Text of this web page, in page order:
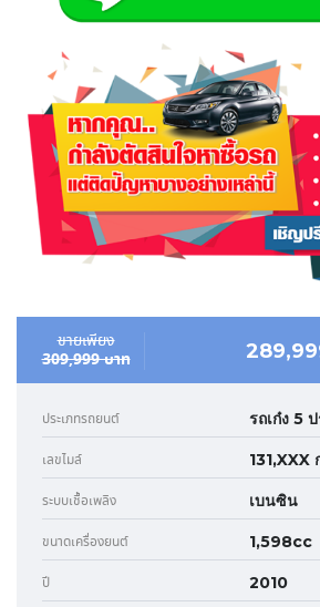
ขายเพียง
309,999 บาท
ประเภทรถยนต์ รถเก๋ง 5
เลขไมล์ 131,XXX
ระบบเชื้อเพลิง เบนซิน
ขนาดเครื่องยนต์ 1,598cc
ปี 2010